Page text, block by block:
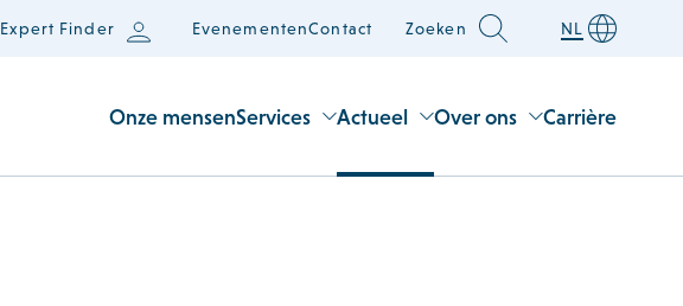
Expert Finder EvenementenContact Zoeken NL
Onze mensenServices Actueel Over ons Carrière